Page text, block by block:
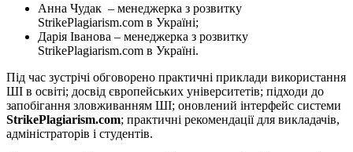
Анна Чудак – менеджерка з розвитку
StrikePlagiarism.com в Україні;
Дарія Іванова – менеджерка з розвитку
StrikePlagiarism.com в Україні.
Під час зустрічі обговорено практичні приклади використання
ШІ в освіті; досвід європейських університетів; підходи до
запобігання зловживанням ШІ; оновлений інтерфейс системи
StrikePlagiarism.com; практичні рекомендації для викладачів,
адміністраторів і студентів.